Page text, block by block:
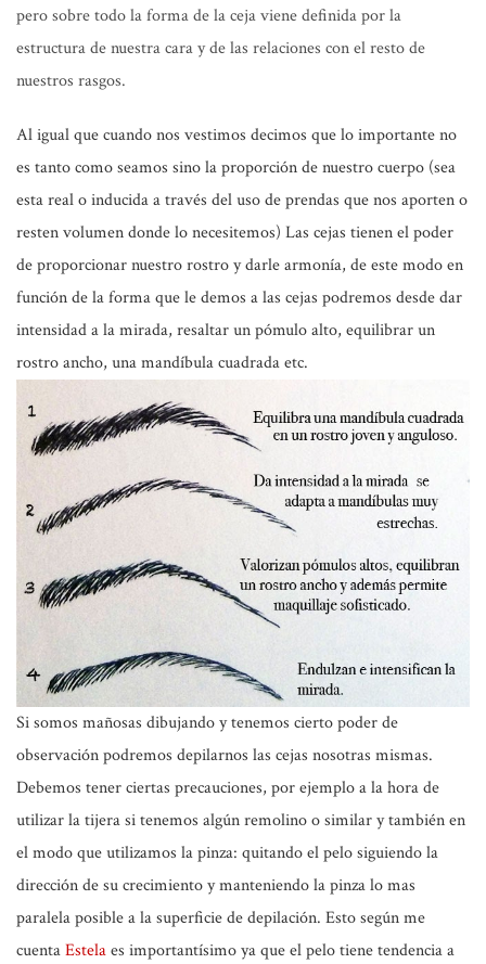
pero sobre todo la forma de la ceja viene definida por la
estructura de nuestra cara y de las relaciones con el resto de
nuestros rasgos.
Al igual que cuando nos vestimos decimos que lo importante no
es tanto como seamos sino la proporción de nuestro cuerpo (sea
esta real o inducida a través del uso de prendas que nos aporten o
resten volumen donde lo necesitemos) Las cejas tienen el poder
de proporcionar nuestro rostro y darle armonía, de este modo en
función de la forma que le demos a las cejas podremos desde dar
intensidad a la mirada, resaltar un pómulo alto, equilibrar un
rostro ancho, una mandíbula cuadrada etc.
Si somos mañosas dibujando y tenemos cierto poder de
observación podremos depilarnos las cejas nosotras mismas.
Debemos tener ciertas precauciones, por ejemplo a la hora de
utilizar la tijera si tenemos algún remolino o similar y también en
el modo que utilizamos la pinza: quitando el pelo siguiendo la
dirección de su crecimiento y manteniendo la pinza lo mas
paralela posible a la superficie de depilación. Esto según me
cuentaEstelaes importantísimo ya que el pelo tiene tendencia a